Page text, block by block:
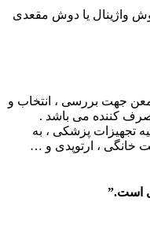
واژینال یا دوش مقعدی
جهت بررسی ، انتخاب و
کننده می باشد .
تجهیزات پزشکی ، به
خانگی ، ارتوپدی و …
است.”